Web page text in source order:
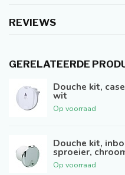
REVIEWS
GERELATEERDE
Douche kit,
wit
Op voorraad
Douche kit,
sproeier,
Op voorraad